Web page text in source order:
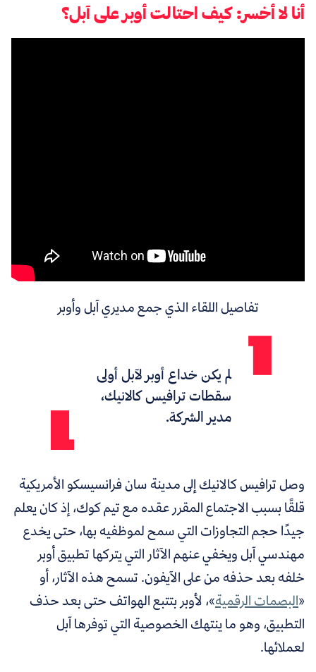
أنا لا أخسر: كيف احتالت أوبر على آبل؟
تفاصيل اللقاء الذي جمع مديري آبل وأوبر
لم يكن خداع أوبر لآبل أولى
سقطات ترافيس كالانيك،
مدير الشركة.
وصل ترافيس كالانيك إلى مدينة سان فرانسيسكو الأمريكية
قلقًا بسبب الاجتماع المقرر عقده مع تيم كوك، إذ كان يعلم
جيدًا حجم التجاوزات التي سمح لموظفيه بها، حتى يخدع
مهندسي آبل ويخفي عنهم الآثار التي يتركها تطبيق أوبر
خلفه بعد حذفه من على الآيفون. تسمح هذه الآثار، أو
«البصمات الرقمية»، لأوبر بتتبع الهواتف حتى بعد حذف
التطبيق، وهو ما ينتهك الخصوصية التي توفرها آبل
لعملائها.